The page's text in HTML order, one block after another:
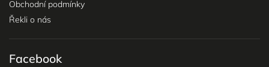
Obchodní podmínky
Řekli o nás
Facebook